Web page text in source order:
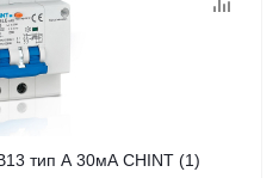
тип A 30мА CHINT (1)